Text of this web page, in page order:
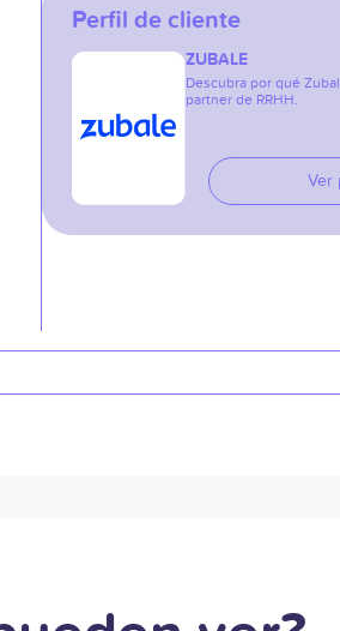
Perfil de cliente
ZUBALE
Descubra por qué
partner de RRHH.
Ver